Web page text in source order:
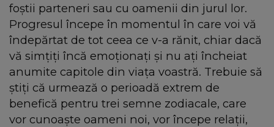
foștii parteneri sau cu oamenii din jurul lor.
Progresul începe în momentul în care voi vă
îndepărtat de tot ceea ce v-a rănit, chiar dacă
vă simțiți încă emoționați și nu ați încheiat
anumite capitole din viața voastră. Trebuie să
știți că urmează o perioadă extrem de
benefică pentru trei semne zodiacale, care
vor cunoaște oameni noi, vor începe relații,